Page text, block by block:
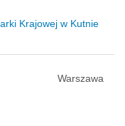
Krajowej w Kutnie
Warszawa